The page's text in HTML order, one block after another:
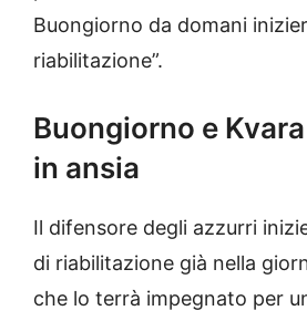
Buongiorno da domani
riabilitazione”.
Buongiorno e
in ansia
Il difensore degli azzurri
di riabilitazione già nella
che lo terrà impegnato per